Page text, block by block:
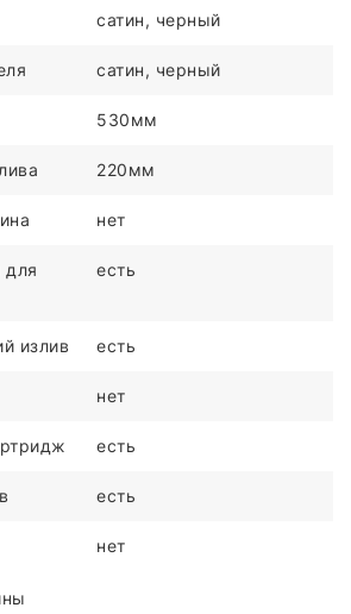
сатин, черный
сатин, черный
530мм
220мм
нет
для
есть
излив есть
нет
есть
есть
нет